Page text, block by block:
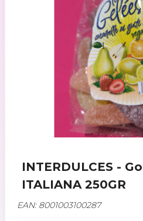
INTERDULCES -
ITALIANA 250GR
EAN: 8001003100287